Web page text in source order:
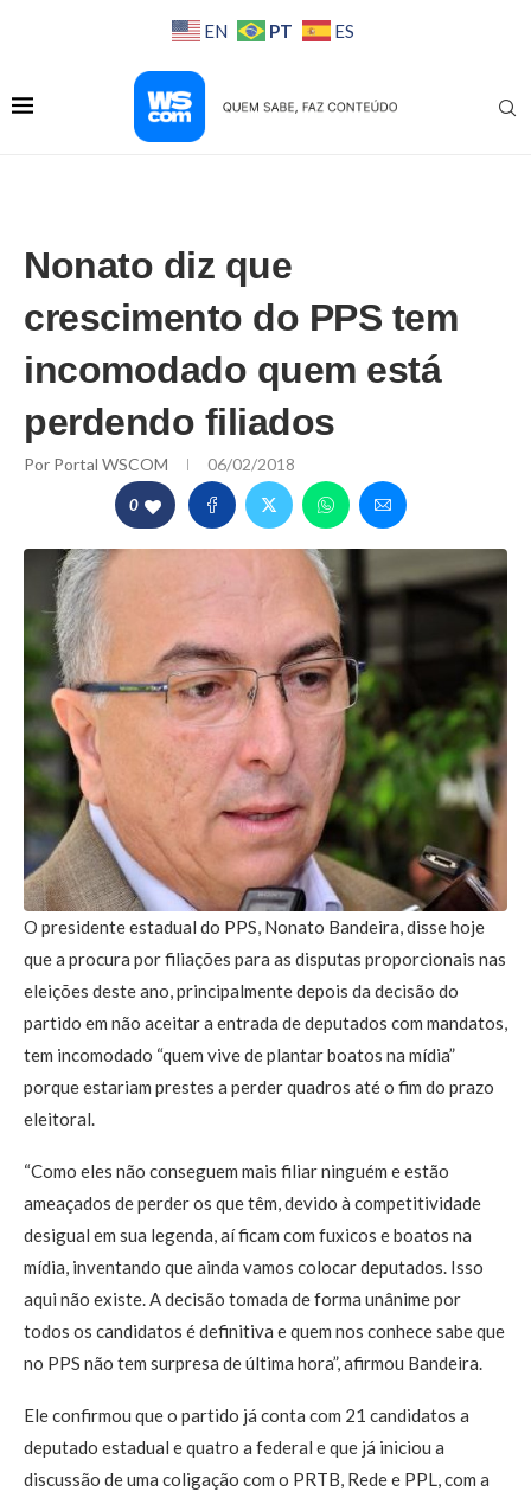
EN PT ES
Nonato diz que
crescimento do PPS tem
incomodado quem está
perdendo filiados
Por Portal WSCOM 06/02/2018
0
O presidente estadual do PPS, Nonato Bandeira, disse hoje
que a procura por filiações para as disputas proporcionais nas
eleições deste ano, principalmente depois da decisão do
partido em não aceitar a entrada de deputados com mandatos,
tem incomodado “quem vive de plantar boatos na mídia”
porque estariam prestes a perder quadros até o fim do prazo
eleitoral.
“Como eles não conseguem mais filiar ninguém e estão
ameaçados de perder os que têm, devido à competitividade
desigual em sua legenda, aí ficam com fuxicos e boatos na
mídia, inventando que ainda vamos colocar deputados. Isso
aqui não existe. A decisão tomada de forma unânime por
todos os candidatos é definitiva e quem nos conhece sabe que
no PPS não tem surpresa de última hora”, afirmou Bandeira.
Ele confirmou que o partido já conta com 21 candidatos a
deputado estadual e quatro a federal e que já iniciou a
discussão de uma coligação com o PRTB, Rede e PPL, com a